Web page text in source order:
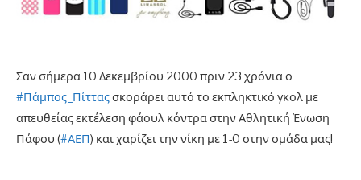
Σαν σήμερα 10 Δεκεμβρίου 2000 πριν 23 χρόνια ο
#Πάμπος_Πίτταςσκοράρει αυτό το εκπληκτικό γκολ με
απευθείας εκτέλεση φάουλ κόντρα στην Αθλητική Ένωση
Πάφου (#ΑΕΠ) και χαρίζει την νίκη με 1-0 στην ομάδα μας!